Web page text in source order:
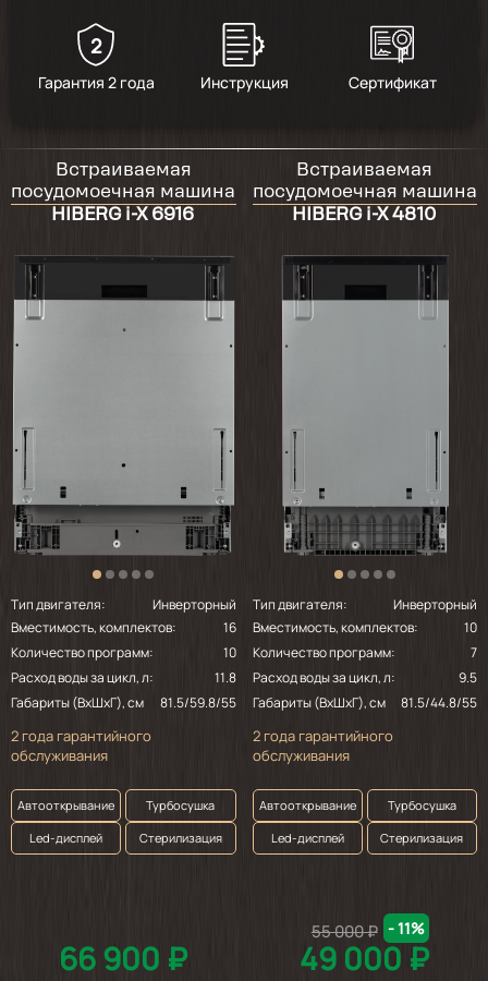
3
ничего особенного, но стирает хорошо.
2023-12-26
Моет отлично! Набора программ хватает
более чем. Моет супер даже на короткой
2
Гарантия 2 года Инструкция Сертификат
Встраиваемая
посудомоечная машина
HIBERG i-X 6916
Тип двигателя:
Инверторный
Вместимость, комплектов:
16
Количество программ:
10
Расход воды за цикл, л:
11.8
Габариты (ВхШхГ), см
81.5/59.8/55
2 года гарантийного
обслуживания
Автооткрывание
Турбосушка
Led-дисплей
Стерилизация
66 900 ₽
Встраиваемая
посудомоечная машина
HIBERG i-X 4810
Тип двигателя:
Инверторный
Вместимость, комплектов:
10
Количество программ:
7
Расход воды за цикл, л:
9.5
Габариты (ВхШхГ), см
81.5/44.8/55
2 года гарантийного
обслуживания
Автооткрывание
Турбосушка
Led-дисплей
Стерилизация
49 000 ₽
55 000 ₽ - 11%